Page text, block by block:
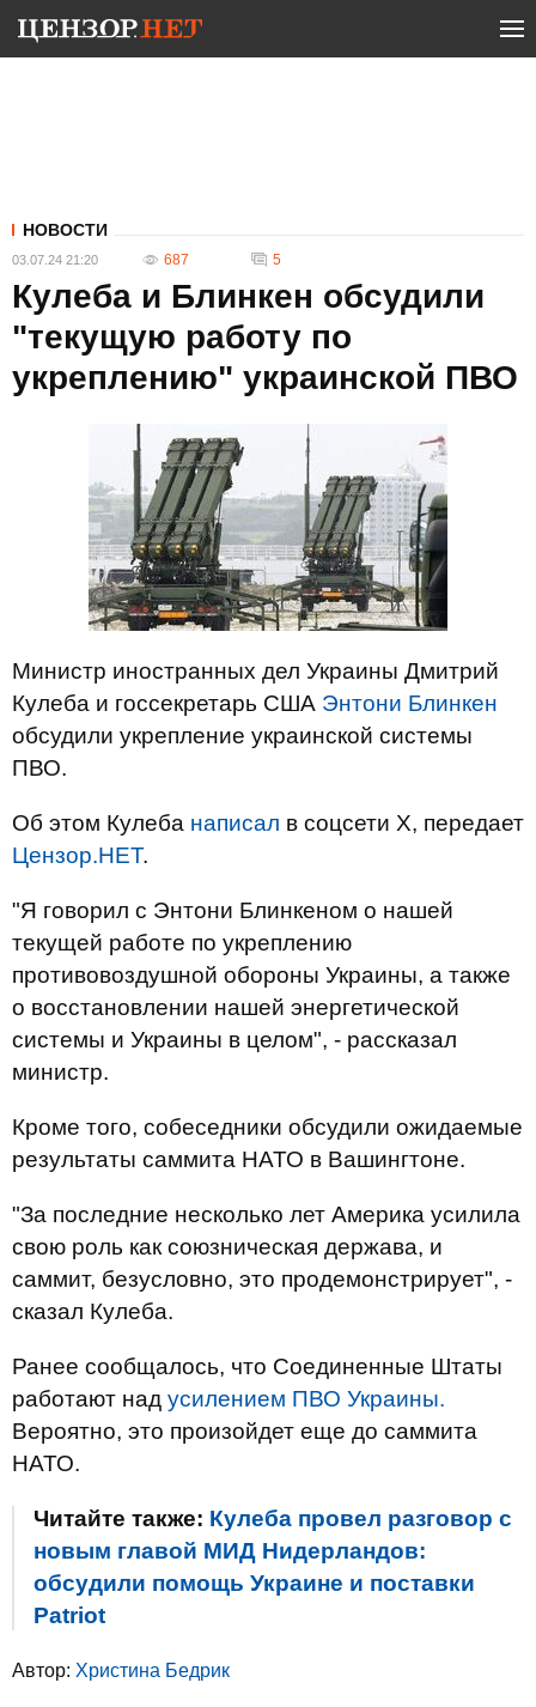
НОВОСТИ
03.07.24 21:20 687 5
Кулеба и Блинкен обсудили
"текущую работу по
укреплению" украинской ПВО
Министр иностранных дел Украины Дмитрий
Кулеба и госсекретарь США Энтони Блинкен
обсудили укрепление украинской системы
ПВО.
Об этом Кулеба написал в соцсети Х, передает
Цензор.НЕТ.
"Я говорил с Энтони Блинкеном о нашей
текущей работе по укреплению
противовоздушной обороны Украины, а также
о восстановлении нашей энергетической
системы и Украины в целом", - рассказал
министр.
Кроме того, собеседники обсудили ожидаемые
результаты саммита НАТО в Вашингтоне.
"За последние несколько лет Америка усилила
свою роль как союзническая держава, и
саммит, безусловно, это продемонстрирует", -
сказал Кулеба.
Ранее сообщалось, что Соединенные Штаты
работают над усилением ПВО Украины.
Вероятно, это произойдет еще до саммита
НАТО.
Читайте также: Кулеба провел разговор с
новым главой МИД Нидерландов:
обсудили помощь Украине и поставки
Patriot
Автор: Христина Бедрик